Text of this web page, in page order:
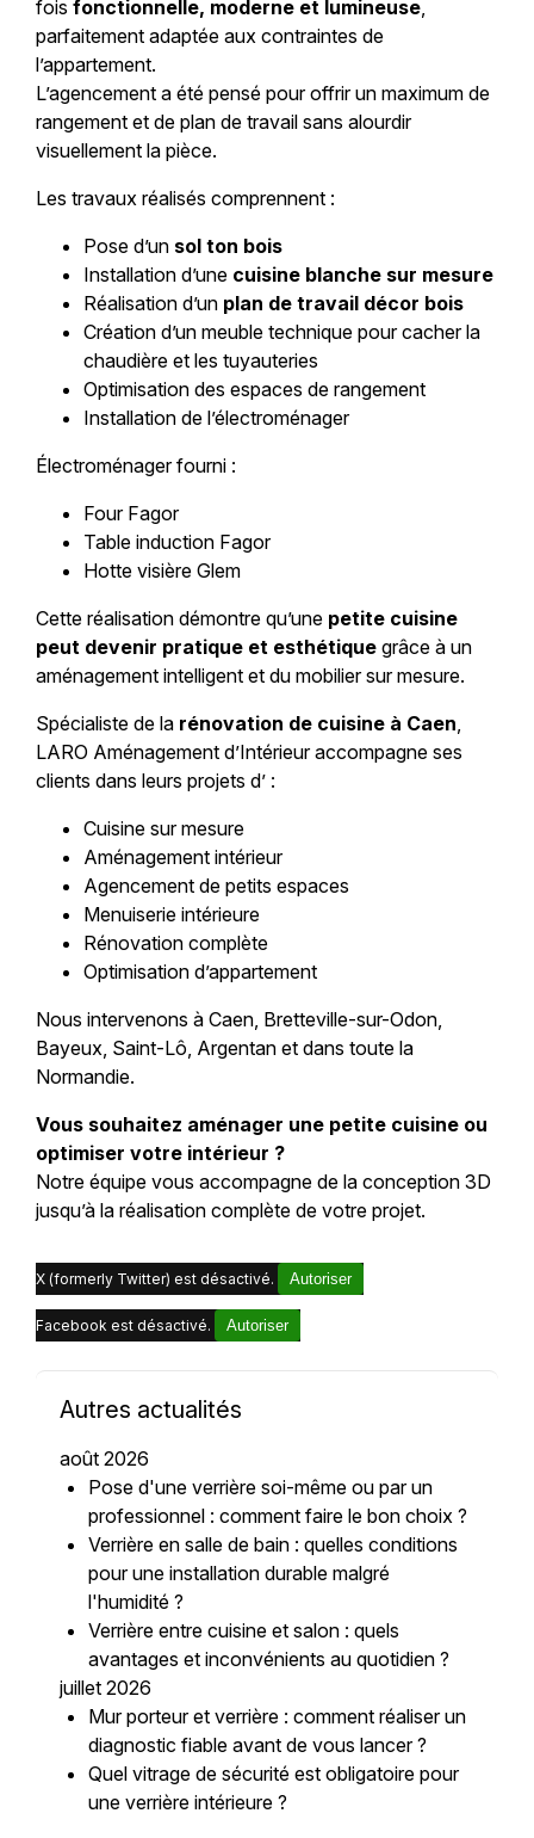
fois fonctionnelle, moderne et lumineuse,
parfaitement adaptée aux contraintes de
l’appartement.
L’agencement a été pensé pour offrir un maximum de
rangement et de plan de travail sans alourdir
visuellement la pièce.
Les travaux réalisés comprennent :
Pose d’un sol ton bois
Installation d’une cuisine blanche sur mesure
Réalisation d’un plan de travail décor bois
Création d’un meuble technique pour cacher la
chaudière et les tuyauteries
Optimisation des espaces de rangement
Installation de l’électroménager
Électroménager fourni :
Four Fagor
Table induction Fagor
Hotte visière Glem
Cette réalisation démontre qu’une petite cuisine
peut devenir pratique et esthétiquegrâce à un
aménagement intelligent et du mobilier sur mesure.
Spécialiste de la rénovation de cuisine à Caen
LARO Aménagement d’Intérieuraccompagne ses
clients dans leurs projets d’ :
Cuisine sur mesure
Aménagement intérieur
Agencement de petits espaces
Menuiserie intérieure
Rénovation complète
Optimisation d’appartement
Nous intervenons à Caen, Bretteville-sur-Odon,
Bayeux, Saint-Lô, Argentan et dans toute la
Normandie.
Vous souhaitez aménager une petite cuisine ou
optimiser votre intérieur ?
Notre équipe vous accompagne de la conception 3D
jusqu’à la réalisation complète de votre projet.
X (formerly Twitter) est désactivé. Autoriser
Facebook est désactivé. Autoriser
Autres actualités
août 2026
Pose d'une verrière soi-même ou par un
professionnel : comment faire le bon choix ?
Verrière en salle de bain : quelles conditions
pour une installation durable malgré
l'humidité ?
Verrière entre cuisine et salon : quels
avantages et inconvénients au quotidien ?
juillet 2026
Mur porteur et verrière : comment réaliser un
diagnostic fiable avant de vous lancer ?
Quel vitrage de sécurité est obligatoire pour
une verrière intérieure ?